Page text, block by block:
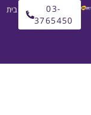
עמוד בית אודות